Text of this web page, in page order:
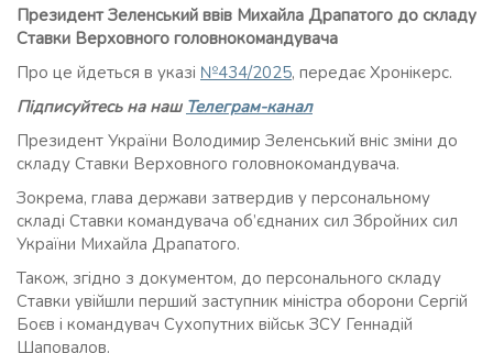
Президент Зеленський ввів Михайла Драпатого до складу
Ставки Верховного головнокомандувача
Про це йдеться в указі №434/2025, передає Хронікерс.
Підписуйтесь на наш Телеграм-канал
Президент України Володимир Зеленський вніс зміни до
складу Ставки Верховного головнокомандувача.
Зокрема, глава держави затвердив у персональному
складі Ставки командувача об’єднаних сил Збройних сил
України Михайла Драпатого.
Також, згідно з документом, до персонального складу
Ставки увійшли перший заступник міністра оборони Сергій
Боєв і командувач Сухопутних військ ЗСУ Геннадій
Шаповалов.